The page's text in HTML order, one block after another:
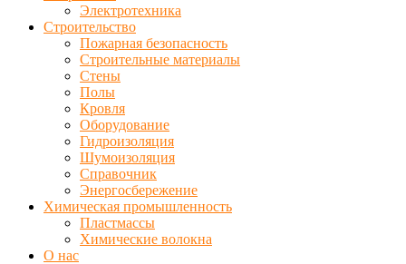
Электротехника
Строительство
Пожарная безопасность
Строительные материалы
Стены
Полы
Кровля
Оборудование
Гидроизоляция
Шумоизоляция
Справочник
Энергосбережение
Химическая промышленность
Пластмассы
Химические волокна
О нас